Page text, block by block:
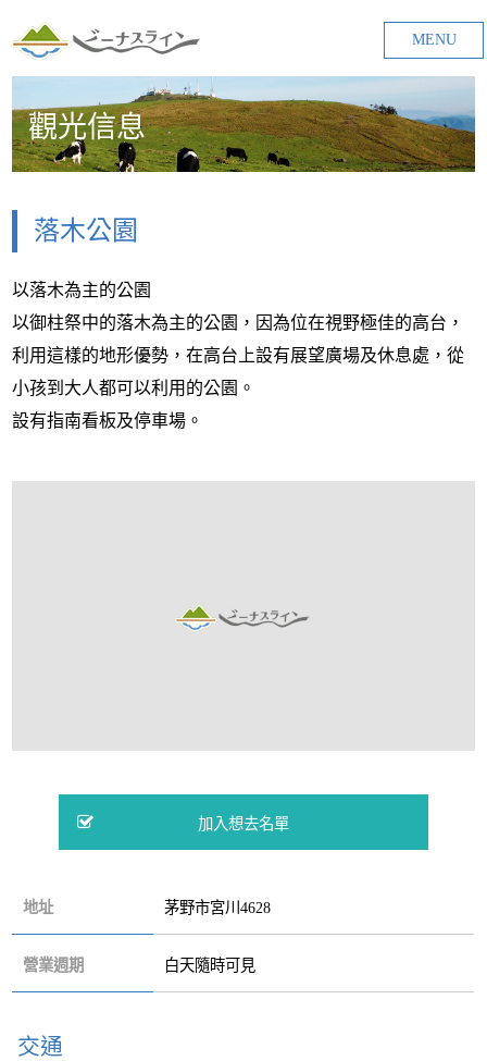
MENU
觀光信息
落木公園
以落木為主的公園
以御柱祭中的落木為主的公園，因為位在視野極佳的高台，
利用這樣的地形優勢，在高台上設有展望廣場及休息處，從
小孩到大人都可以利用的公園。
設有指南看板及停車場。
地址 茅野市宮川4628
營業週期 白天隨時可見
交通